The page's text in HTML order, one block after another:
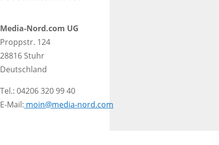
Media-Nord.com UG
Proppstr. 124
28816 Stuhr
Deutschland
Tel.: 04206 320 99 40
E-Mail: moin@media-nord.com